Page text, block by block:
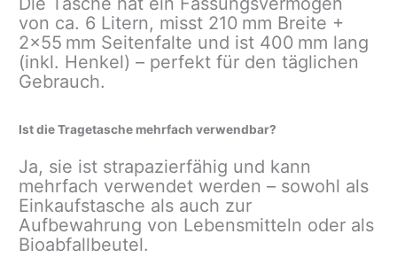
von ca. 6 Litern, misst 210 mm Breite +
2×55 mm Seitenfalte und ist 400 mm lang
(inkl. Henkel) – perfekt für den täglichen
Gebrauch.
Ist die Tragetasche mehrfach verwendbar?
Ja, sie ist strapazierfähig und kann
mehrfach verwendet werden – sowohl als
Einkaufstasche als auch zur
Aufbewahrung von Lebensmitteln oder als
Bioabfallbeutel.